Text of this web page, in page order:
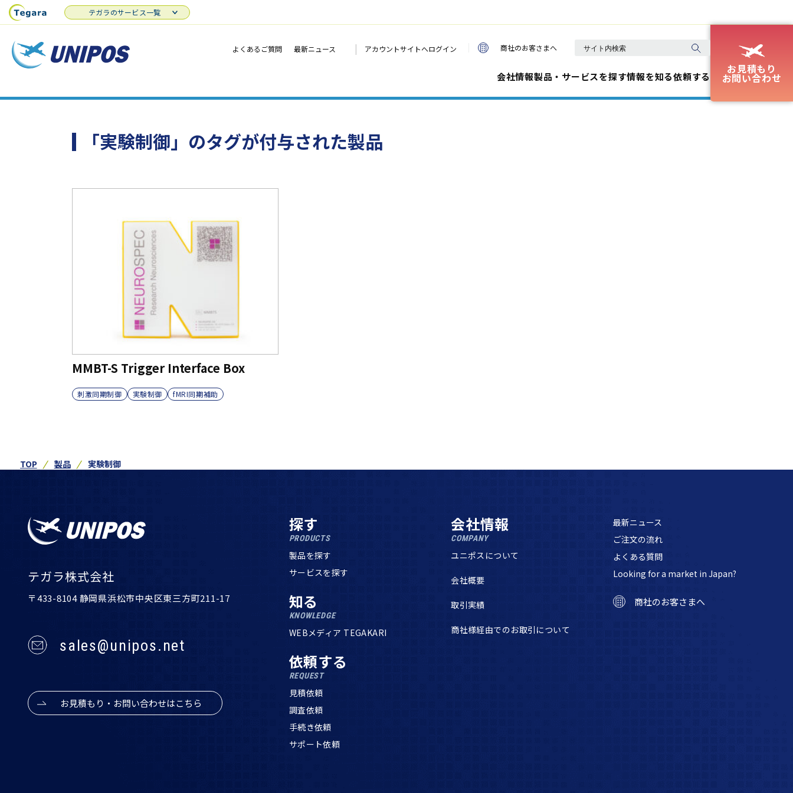
よくあるご質問 最新ニュース | アカウントサイトへログイン 商社のお客さまへ
会社情報製品・サービスを探す情報を知る依頼する
お見積もり
お問い合わせ
テガラのサービス一覧
「実験制御」のタグが付与された製品
MMBT-S Trigger Interface Box
刺激同期制御 実験制御 fMRI同期補助
TOP 製品 実験制御
テガラ株式会社
〒433-8104 静岡県浜松市中央区東三方町211-17
sales@unipos.net
お見積もり・お問い合わせはこちら
探す
PRODUCTS
製品を探す
サービスを探す
知る
KNOWLEDGE
WEBメディア TEGAKARI
依頼する
REQUEST
見積依頼
調査依頼
手続き依頼
サポート依頼
会社情報
COMPANY
ユニポスについて
会社概要
取引実績
商社様経由でのお取引について
最新ニュース
ご注文の流れ
よくある質問
Looking for a market in Japan?
商社のお客さまへ